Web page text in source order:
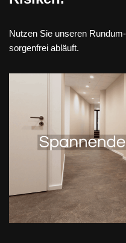
Nutzen Sie unseren
sorgenfrei abläuft.